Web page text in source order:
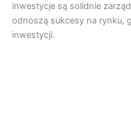
inwestycje są solidnie
odnoszą sukcesy na rynku,
inwestycji.